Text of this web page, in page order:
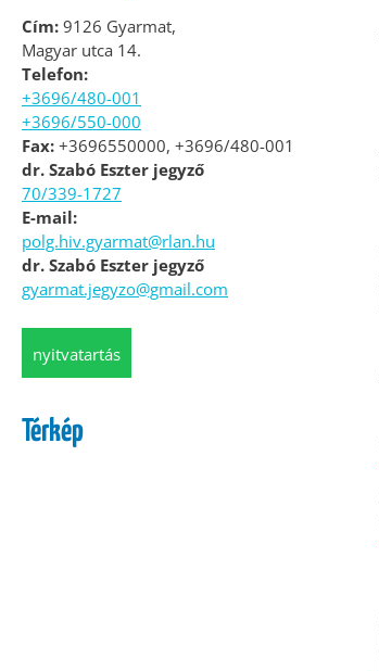
Cím: 9126 Gyarmat,
Magyar utca 14.
Telefon:
+3696/480-001
+3696/550-000
Fax: +3696550000, +3696/480-001
dr. Szabó Eszter jegyző
70/339-1727
E-mail:
polg.hiv.gyarmat@rlan.hu
dr. Szabó Eszter jegyző
gyarmat.jegyzo@gmail.com
nyitvatartás
Térkép